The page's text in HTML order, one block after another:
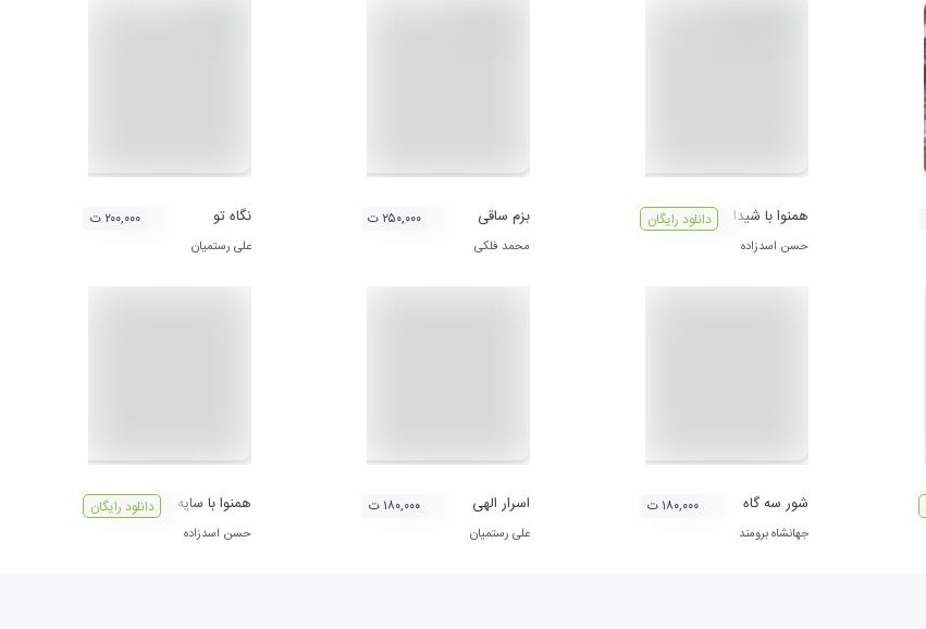
همنوا با شيدا
حسن اسدزاده
دانلود رایگان بزم ساقی
محمد فلکی
۲۵۰,۰۰۰ ت نگاه تو
علی رستمیان
۲۰۰,۰۰۰ ت
شور سه گاه
جهانشاه برومند
۱۸۰,۰۰۰ ت اسرار الهی
علی رستمیان
۱۸۰,۰۰۰ ت همنوا با سایه
حسن اسدزاده
دانلود رایگان